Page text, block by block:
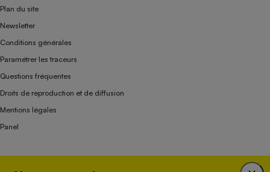
Plan du site
Newsletter
Conditions générales
Paramétrer les traceurs
Questions fréquentes
Droits de reproduction et de diffusion
Mentions légales
Panel
Association indépendante de l’État, des syndicats, des producteurs et des